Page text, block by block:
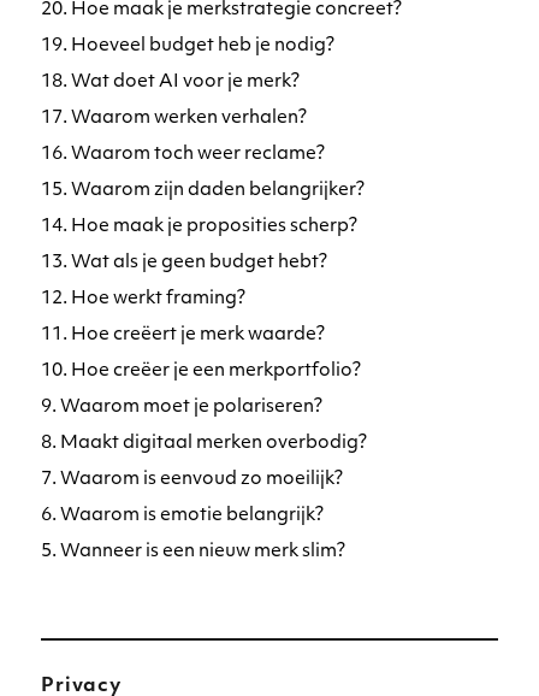
20. Hoe maak je merkstrategie concreet?
19. Hoeveel budget heb je nodig?
18. Wat doet AI voor je merk?
17. Waarom werken verhalen?
16. Waarom toch weer reclame?
15. Waarom zijn daden belangrijker?
14. Hoe maak je proposities scherp?
13. Wat als je geen budget hebt?
12. Hoe werkt framing?
11. Hoe creëert je merk waarde?
10. Hoe creëer je een merkportfolio?
9. Waarom moet je polariseren?
8. Maakt digitaal merken overbodig?
7. Waarom is eenvoud zo moeilijk?
6. Waarom is emotie belangrijk?
5. Wanneer is een nieuw merk slim?
Privacy